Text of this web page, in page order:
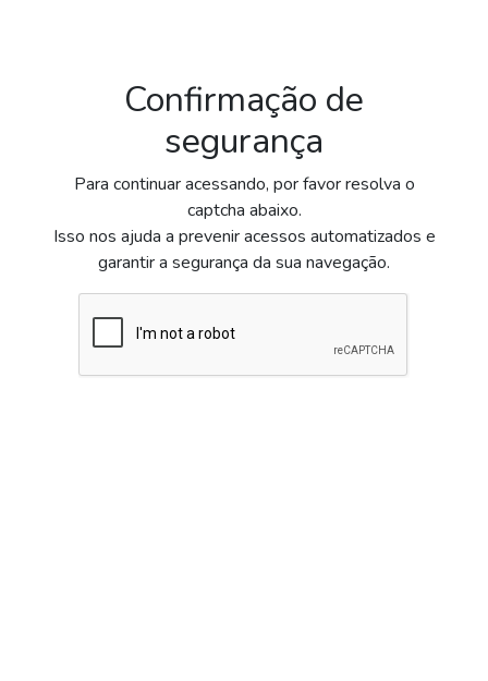
Confirmação de
segurança
Para continuar acessando, por favor resolva o
captcha abaixo.
Isso nos ajuda a prevenir acessos automatizados e
garantir a segurança da sua navegação.